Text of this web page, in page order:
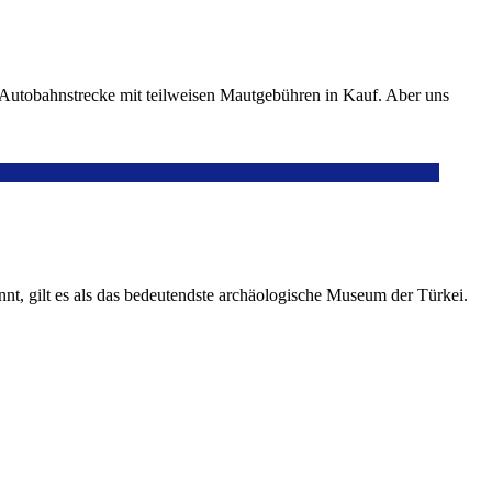
mit teilweisen Mautgebühren in Kauf. Aber uns
gilt es als das bedeutendste archäologische Museum der Türkei.